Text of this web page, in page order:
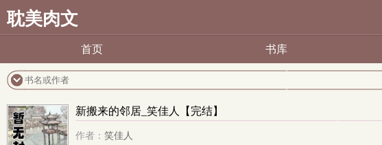
耽美肉文
首页 书库
新搬来的邻居_笑佳人【完结】
作者： 笑佳人